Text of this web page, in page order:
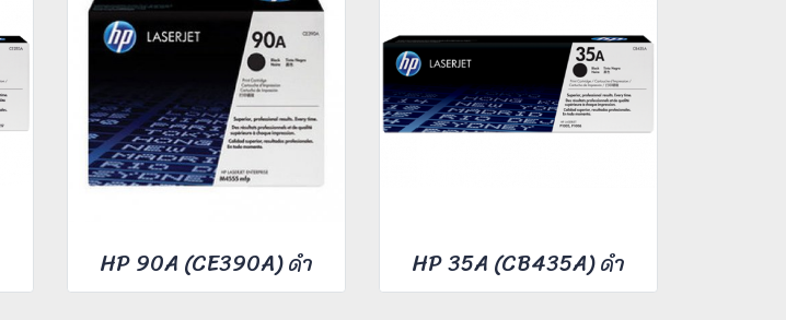
HP 90A (CE390A) ดำ HP 35A (CB435A) ดำ